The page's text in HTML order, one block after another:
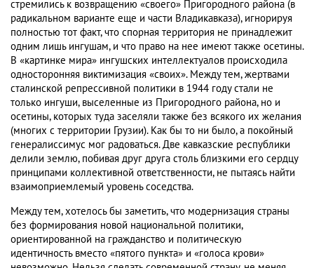
стремились к возвращению «своего» Пригородного района (в
радикальном варианте еще и части Владикавказа), игнорируя
полностью тот факт, что спорная территория не принадлежит
одним лишь ингушам, и что право на нее имеют также осетины.
В «картинке мира» ингушских интеллектуалов происходила
односторонняя виктимизация «своих». Между тем, жертвами
сталинской репрессивной политики в 1944 году стали не
только ингуши, выселенные из Пригородного района, но и
осетины, которых туда заселяли также без всякого их желания
(многих с территории Грузии). Как бы то ни было, а покойный
генералиссимус мог радоваться. Две кавказские республики
делили землю, побивая друг друга столь близкими его сердцу
принципами коллективной ответственности, не пытаясь найти
взаимоприемлемый уровень соседства.
Между тем, хотелось бы заметить, что модернизация страны
без формирования новой национальной политики,
ориентированной на гражданство и политическую
идентичность вместо «пятого пункта» и «голоса крови»